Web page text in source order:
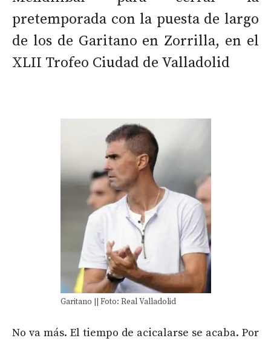
pretemporada con la puesta de largo
de los de Garitano en Zorrilla, en el
XLII Trofeo Ciudad de Valladolid
Garitano || Foto: Real Valladolid
No va más. El tiempo de acicalarse se acaba. Por